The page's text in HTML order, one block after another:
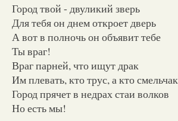
Город твой - двуликий зверь
Для тебя он днем откроет дверь
А вот в полночь он объявит тебе
Ты враг!
Враг парней, что ищут драк
Им плевать, кто трус, а кто смельчак
Город прячет в недрах стаи волков
Но есть мы!